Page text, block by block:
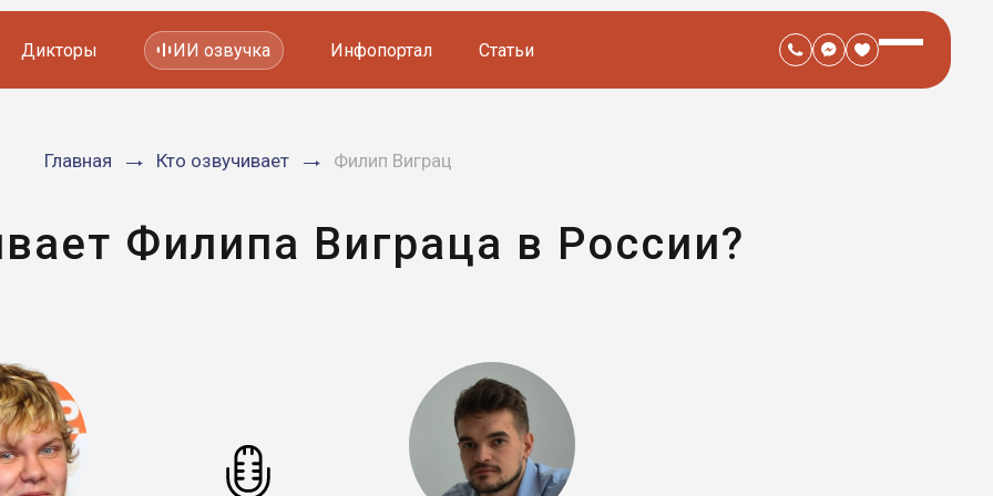
Мультфильмов
Дикторы ИИ озвучка Инфопортал Статьи
Главная Кто озвучивает Филип Виграц
Филипа Виграца в России?